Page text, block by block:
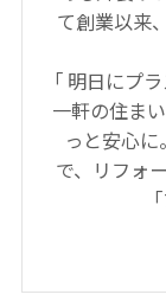
て創業以来
｢ 明日にプ
一軒の住ま
っと安心
で、リフォ